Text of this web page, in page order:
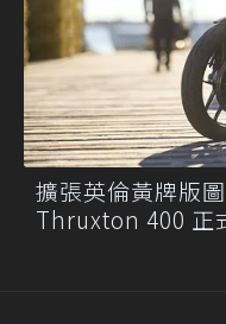
擴張英倫黃牌版
Thruxton 400 正